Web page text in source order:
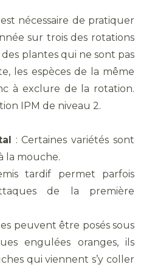
nécessaire de pratiquer
sur trois des rotations
plantes qui ne sont pas
les espèces de la même
à exclure de la rotation.
IPM de niveau 2.
: Certaines variétés sont
la mouche.
tardif permet parfois
de la première
peuvent être posés sous
engulées oranges, ils
qui viennent s’y coller